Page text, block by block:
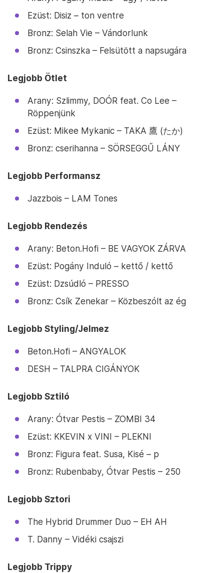
Ezüst: Disiz – ton ventre
Bronz: Selah Vie – Vándorlunk
Bronz: Csinszka – Felsütött a napsugára
Legjobb Ötlet
Arany: Szlimmy, DOÓR feat. Co Lee –
Röppenjünk
Ezüst: Mikee Mykanic – TAKA 鷹 (たか)
Bronz: cserihanna – SÖRSEGGŰ LÁNY
Legjobb Performansz
Jazzbois – LAM Tones
Legjobb Rendezés
Arany: Beton.Hofi – BE VAGYOK ZÁRVA
Ezüst: Pogány Induló – kettő / kettő
Ezüst: Dzsúdló – PRESSO
Bronz: Csík Zenekar – Közbeszólt az ég
Legjobb Styling/Jelmez
Beton.Hofi – ANGYALOK
DESH – TALPRA CIGÁNYOK
Legjobb Sztiló
Arany: Ótvar Pestis – ZOMBI 34
Ezüst: KKEVIN x VINI – PLEKNI
Bronz: Figura feat. Susa, Kisé – p
Bronz: Rubenbaby, Ótvar Pestis – 250
Legjobb Sztori
The Hybrid Drummer Duo – EH AH
T. Danny – Vidéki csajszi
Legjobb Trippy